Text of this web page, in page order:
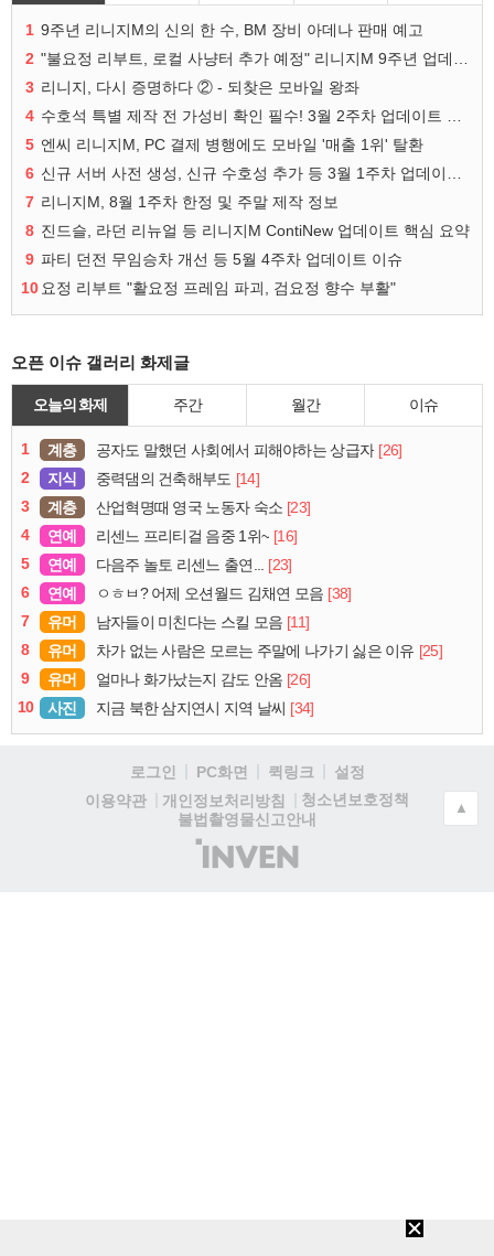
1 9주년 리니지M의 신의 한 수, BM 장비 아데나 판매 예고
2
3 리니지, 다시 증명하다 ② - 되찾은 모바일 왕좌
4
5 엔씨 리니지M, PC 결제 병행에도 모바일 '매출 1위' 탈환
6
7 리니지M, 8월 1주차 한정 및 주말 제작 정보
8 진드슬, 라던 리뉴얼 등 리니지M ContiNew 업데이트 핵심 요약
9 파티 던전 무임승차 개선 등 5월 4주차 업데이트 이슈
10 요정 리부트 "활요정 프레임 파괴, 검요정 향수 부활"
오픈 이슈 갤러리 화제글
오늘의 화제 주간 월간 이슈
1 계층 공자도 말했던 사회에서 피해야하는 상급자 [26]
2
지식 중력댐의 건축해부도 [14]
3
계층 산업혁명때 영국 노동자 숙소 [23]
4
연예 리센느 프리티걸 음중 1위~ [16]
5
연예 다음주 놀토 리센느 출연...
[23]
6
연예 ㅇㅎㅂ? 어제 오션월드 김채연 모음 [38]
7
유머 남자들이 미친다는 스킬 모음 [11]
8
유머 차가 없는 사람은 모르는 주말에 나가기 싫은 이유 [25]
9
유머 얼마나 화가났는지 감도 안옴 [26]
10
사진 지금 북한 삼지연시 지역 날씨 [34]
로그인 PC화면 퀵링크
설정
이용약관
개인정보처리방침
청소년보호정책
불법촬영물신고안내
(주)
인
▲